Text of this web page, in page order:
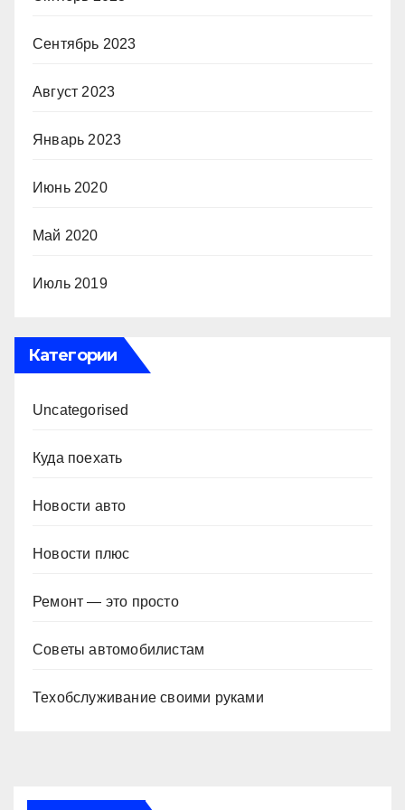
Сентябрь 2023
Август 2023
Январь 2023
Июнь 2020
Май 2020
Июль 2019
Категории
Uncategorised
Куда поехать
Новости авто
Новости плюс
Ремонт — это просто
Советы автомобилистам
Техобслуживание своими руками